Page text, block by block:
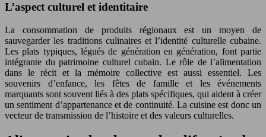
L’aspect culturel et identitaire
La consommation de produits régionaux est un moyen de
sauvegarder les traditions culinaires et l’identité culturelle cubaine.
Les plats typiques, légués de génération en génération, font partie
intégrante du patrimoine culturel cubain. Le rôle de l’alimentation
dans le récit et la mémoire collective est aussi essentiel. Les
souvenirs d’enfance, les fêtes de famille et les événements
marquants sont souvent liés à des plats spécifiques, qui aident à créer
un sentiment d’appartenance et de continuité. La cuisine est donc un
vecteur de transmission de l’histoire et des valeurs culturelles.